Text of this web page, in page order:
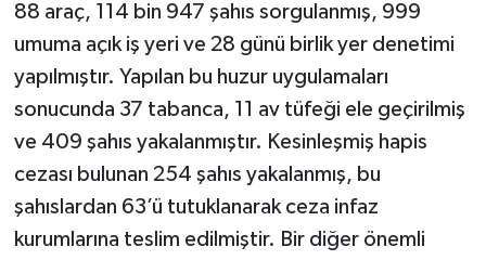
88 araç, 114 bin 947 şahıs sorgulanmış, 999
umuma açık iş yeri ve 28 günü birlik yer denetimi
yapılmıştır. Yapılan bu huzur uygulamaları
sonucunda 37 tabanca, 11 av tüfeği ele geçirilmiş
ve 409 şahıs yakalanmıştır. Kesinleşmiş hapis
cezası bulunan 254 şahıs yakalanmış, bu
şahıslardan 63’ü tutuklanarak ceza infaz
kurumlarına teslim edilmiştir. Bir diğer önemli